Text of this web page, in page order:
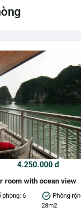
room with ocean view
phòng: 6
Phòng
28m2
4.250.000 đ